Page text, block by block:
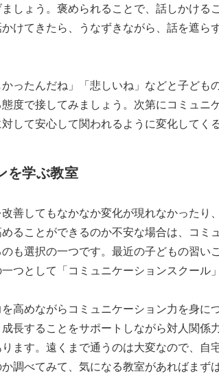
しょう。褒められることで、話しかける
けてきたら、うなずきながら、話を遮ら
ったんだね」「悲しいね」などと子ども
度で接してみましょう。次第にコミュニ
して安心して関われるように変化してく
を学ぶ教室
善してもなかなか変化が現れなかったり
ることができるのか不安な場合は、コミ
も選択の一つです。最近の子どもの習い
つとして「コミュニケーションスクール
高めながらコミュニケーション力を身に
長することをサポートしながら対人関係
ます。遠くまで通うのは大変なので、自
調べてみて、気になる教室があればまず